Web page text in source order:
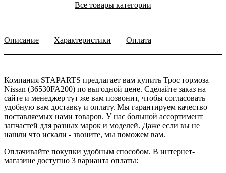
Все товары категории
Описание Характеристики Оплата
Компания STAPARTS предлагает вам купить Трос тормоза
Nissan (36530FA200) по выгодной цене. Сделайте заказ на
сайте и менеджер тут же вам позвонит, чтобы согласовать
удобную вам доставку и оплату. Мы гарантируем качество
поставляемых нами товаров. У нас большой ассортимент
запчастей для разных марок и моделей. Даже если вы не
нашли что искали - звоните, мы поможем вам.
Оплачивайте покупки удобным способом. В интернет-
магазине доступно 3 варианта оплаты: